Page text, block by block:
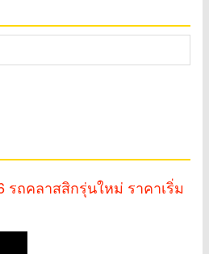
รถคลาสสิกรุ่นใหม่ ราคาเริ่ม